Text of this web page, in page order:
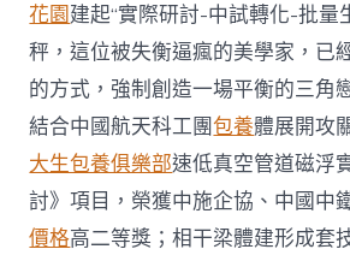
花園建起“實際研討-中試轉化-批量
秤，這位被失衡逼瘋的美學家，已
的方式，強制創造一場平衡的三角
結合中國航天科工團包養體展開攻
大生包養俱樂部速低真空管道磁浮
討》項目，榮獲中施企協、中國中
價格高二等獎；相干梁體建形成套